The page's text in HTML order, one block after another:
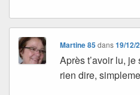
Martine 85dans19/12/
Après t’avoir lu,
rien dire,